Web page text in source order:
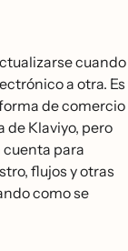
cuando
a otra. Es
de comercio
Klaviyo, pero
para
flujos y otras
como se